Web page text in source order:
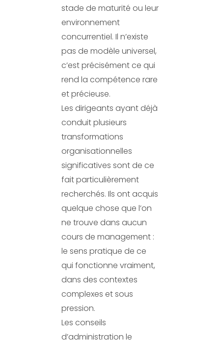
stade de maturité ou leur
environnement
concurrentiel. Il n’existe
pas de modèle universel,
c’est précisément ce qui
rend la compétence rare
et précieuse.
Les dirigeants ayant déjà
conduit plusieurs
transformations
organisationnelles
significatives sont de ce
fait particulièrement
recherchés. Ils ont acquis
quelque chose que l’on
ne trouve dans aucun
cours de management :
le sens pratique de ce
qui fonctionne vraiment,
dans des contextes
complexes et sous
pression.
Les conseils
d’administration le